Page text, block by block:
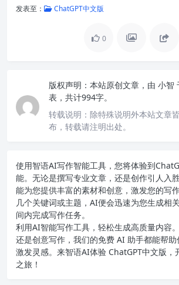
发表至： ChatGPT中文版
0
版权声明： 本站原创文章，由 小智
表，共计994字。
转载说明： 除特殊说明外本站文章
布，转载请注明出处。
使用智语AI写作智能工具，您将体验到
能。无论是撰写专业文章，还是创作引人入
能为您提供丰富的素材和创意，激发您的写
几个关键词或主题，AI便会迅速为您生成相
间内完成写作任务。
利用AI智能写作工具，轻松生成高质量内容
还是创意写作，我们的免费 AI 助手都能帮助
激发灵感。来智语AI体验 ChatGPT中文版
之旅！